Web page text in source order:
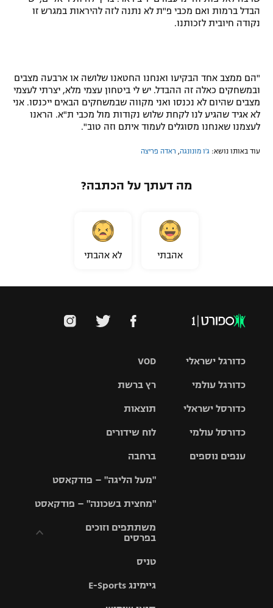
הבדל ברמות ואם מכבי פ"ת לא נתנה לזה להיראות במגרש זו
נקודה חיובית לזכותנו.
"הם ממצב אחד הבקיעו ואנחנו החטאנו שלושה או ארבעה מצבים
ובמשחקים כאלה זה ההבדל. יש לי ביטחון עצמי מלא, יצרתי לעצמי
מצבים שהיום לא נכנסו ואני מקווה שבמשחקים הבאים ייכנסו. אני
לא אגיד שהגיע לנו לקחת שלוש נקודות מול מכבי ת"א. הראנו
לעצמנו שאנחנו מסוגלים לעמוד איתם וזה טוב".
עוד באותו נושא: ג'ו מונונגה, ראדה פריצה
מה דעתך על הכתבה?
אהבתי לא אהבתי
VOD
רץ ברשת
תוצאות
לוח שידורים
ברחבה
"מעל הליגה" – פודקאסט
"מחצית בשכונה" – פודקאסט
משתתפים וזוכים
בפרסים
וזוכים בפרסים
טניס
גיימינג E-Sports
כדורגל ישראלי
גביע הטוטו
כדורגל עולמי
האלופות
ליגה
כדורסל ישראלי
סל
כדורסל עולמי
ענפים נוספים